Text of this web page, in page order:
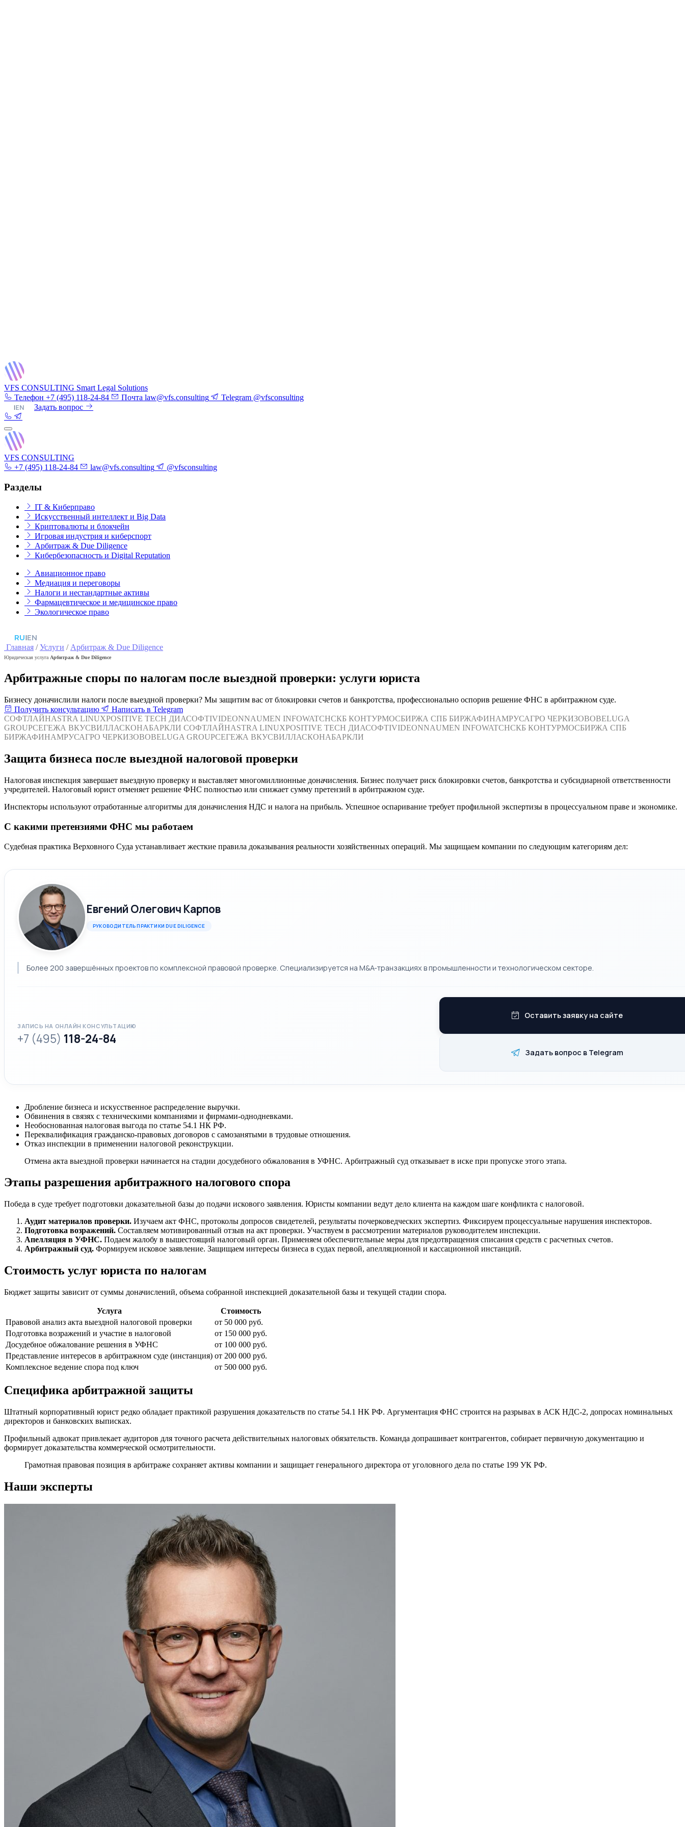
VFS CONSULTING Smart Legal Solutions
Телефон +7 (495) 118-24-84 Почта law@vfs.consulting Telegram @vfsconsulting
|EN Задать вопрос
VFS CONSULTING
+7 (495) 118-24-84
law@vfs.consulting @vfsconsulting
Разделы
IT & Киберправо
Искусственный интеллект и Big Data
Криптовалюты и блокчейн
Игровая индустрия и киберспорт
Арбитраж & Due Diligence
Кибербезопасность и Digital Reputation
Авиационное право
Медиация и переговоры
Налоги и нестандартные активы
Фармацевтическое и медицинское право
Экологическое право
RU|EN
Главная /Услуги /Арбитраж & Due Diligence
Юридическая услуга Арбитраж & Due Diligence
Арбитражные споры по налогам после выездной проверки: услуги юриста
Бизнесу доначислили налоги после выездной проверки? Мы защитим вас от блокировки счетов и банкротства, профессионально оспорив решение ФНС в арбитражном суде.
Получить консультацию
Написать в Telegram
СОФТЛАЙНASTRA LINUXPOSITIVE TECH ДИАСОФТIVIDEONNAUMEN INFOWATCHСКБ КОНТУРМОСБИРЖА СПБ БИРЖАФИНАМРУСАГРО ЧЕРКИЗОВОBELUGA
GROUPСЕГЕЖА ВКУСВИЛЛАСКОНАБАРКЛИ СОФТЛАЙНASTRA LINUXPOSITIVE TECH ДИАСОФТIVIDEONNAUMEN INFOWATCHСКБ КОНТУРМОСБИРЖА СПБ
БИРЖАФИНАМРУСАГРО ЧЕРКИЗОВОBELUGA GROUPСЕГЕЖА ВКУСВИЛЛАСКОНАБАРКЛИ
Защита бизнеса после выездной налоговой проверки
Налоговая инспекция завершает выездную проверку и выставляет многомиллионные доначисления. Бизнес получает риск блокировки счетов, банкротства и субсидиарной ответственности
учредителей. Налоговый юрист отменяет решение ФНС полностью или снижает сумму претензий в арбитражном суде.
Инспекторы используют отработанные алгоритмы для доначисления НДС и налога на прибыль. Успешное оспаривание требует профильной экспертизы в процессуальном праве и экономике.
С какими претензиями ФНС мы работаем
Судебная практика Верховного Суда устанавливает жесткие правила доказывания реальности хозяйственных операций. Мы защищаем компании по следующим категориям дел:
Евгений Олегович Карпов
РУКОВОДИТЕЛЬ ПРАКТИКИ DUE DILIGENCE
Более 200 завершённых проектов по комплексной правовой проверке. Специализируется на M&A-транзакциях в промышленности и технологическом секторе.
ЗАПИСЬ НА ОНЛАЙН КОНСУЛЬТАЦИЮ
+7 (495) 118-24-84
Оставить заявку на сайте
Задать вопрос в Telegram
Дробление бизнеса и искусственное распределение выручки.
Обвинения в связях с техническими компаниями и фирмами-однодневками.
Необоснованная налоговая выгода по статье 54.1 НК РФ.
Переквалификация гражданско-правовых договоров с самозанятыми в трудовые отношения.
Отказ инспекции в применении налоговой реконструкции.
Отмена акта выездной проверки начинается на стадии досудебного обжалования в УФНС. Арбитражный суд отказывает в иске при пропуске этого этапа.
Этапы разрешения арбитражного налогового спора
Победа в суде требует подготовки доказательной базы до подачи искового заявления. Юристы компании ведут дело клиента на каждом шаге конфликта с налоговой.
Аудит материалов проверки. Изучаем акт ФНС, протоколы допросов свидетелей, результаты почерковедческих экспертиз. Фиксируем процессуальные нарушения инспекторов.
Подготовка возражений. Составляем мотивированный отзыв на акт проверки. Участвуем в рассмотрении материалов руководителем инспекции.
Апелляция в УФНС. Подаем жалобу в вышестоящий налоговый орган. Применяем обеспечительные меры для предотвращения списания средств с расчетных счетов.
Арбитражный суд. Формируем исковое заявление. Защищаем интересы бизнеса в судах первой, апелляционной и кассационной инстанций.
Стоимость услуг юриста по налогам
Бюджет защиты зависит от суммы доначислений, объема собранной инспекцией доказательной базы и текущей стадии спора.
Услуга
Стоимость
Правовой анализ акта выездной налоговой проверки
от 50 000 руб.
Подготовка возражений и участие в налоговой
от 150 000 руб.
Досудебное обжалование решения в УФНС
от 100 000 руб.
Представление интересов в арбитражном суде (инстанция) от 200 000 руб.
Комплексное ведение спора под ключ
от 500 000 руб.
Специфика арбитражной защиты
Штатный корпоративный юрист редко обладает практикой разрушения доказательств по статье 54.1 НК РФ. Аргументация ФНС строится на разрывах в АСК НДС-2, допросах номинальных
директоров и банковских выписках.
Профильный адвокат привлекает аудиторов для точного расчета действительных налоговых обязательств. Команда допрашивает контрагентов, собирает первичную документацию и
формирует доказательства коммерческой осмотрительности.
Грамотная правовая позиция в арбитраже сохраняет активы компании и защищает генерального директора от уголовного дела по статье 199 УК РФ.
Наши эксперты